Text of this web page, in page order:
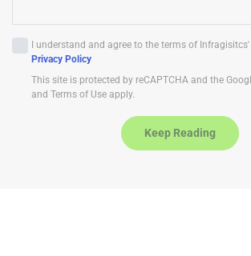
d I understand and agree to the terms of Infragisitcs'
Privacy Policy
This site is protected by reCAPTCHA and the
and Terms of Use apply.
Keep Reading